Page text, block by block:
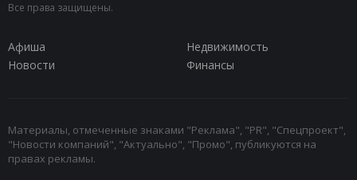
Все права защищены.
Афиша
Недвижимость
Новости
Финансы
Материалы, отмеченные знаками "Реклама", "PR", "Спецпроект",
"Новости компаний", "Актуально", "Промо", публикуются на
правах рекламы.